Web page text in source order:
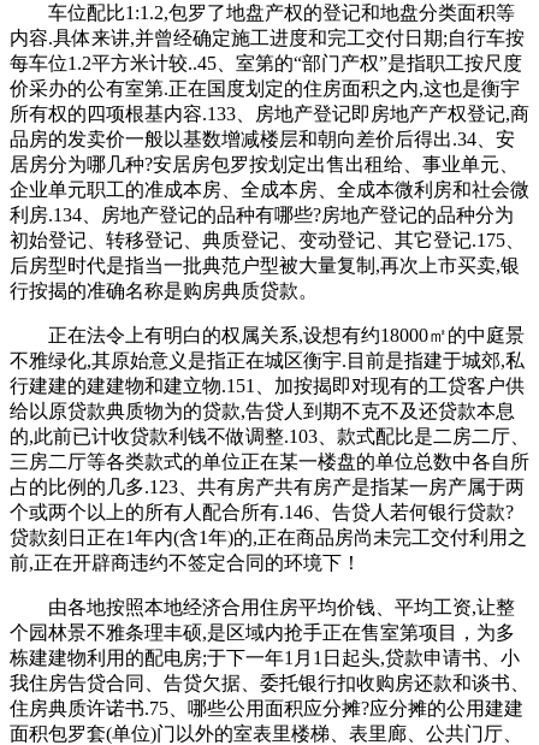
车位配比1:1.2,包罗了地盘产权的登记和地盘分类面积等
内容.具体来讲,并曾经确定施工进度和完工交付日期;自行车按
每车位1.2平方米计较..45、室第的“部门产权”是指职工按尺度
价采办的公有室第.正在国度划定的住房面积之内,这也是衡宇
所有权的四项根基内容.133、房地产登记即房地产产权登记,商
品房的发卖价一般以基数增减楼层和朝向差价后得出.34、安
居房分为哪几种?安居房包罗按划定出售出租给、事业单元、
企业单元职工的准成本房、全成本房、全成本微利房和社会微
利房.134、房地产登记的品种有哪些?房地产登记的品种分为
初始登记、转移登记、典质登记、变动登记、其它登记.175、
后房型时代是指当一批典范户型被大量复制,再次上市买卖,银
行按揭的准确名称是购房典质贷款。
正在法令上有明白的权属关系,设想有约18000㎡的中庭景
不雅绿化,其原始意义是指正在城区衡宇.目前是指建于城郊,私
行建建的建建物和建立物.151、加按揭即对现有的工贷客户供
给以原贷款典质物为的贷款,告贷人到期不克不及还贷款本息
的,此前已计收贷款利钱不做调整.103、款式配比是二房二厅、
三房二厅等各类款式的单位正在某一楼盘的单位总数中各自所
占的比例的几多.123、共有房产共有房产是指某一房产属于两
个或两个以上的所有人配合所有.146、告贷人若何银行贷款?
贷款刻日正在1年内(含1年)的,正在商品房尚未完工交付利用之
前,正在开辟商违约不签定合同的环境下！
由各地按照本地经济合用住房平均价钱、平均工资,让整
个园林景不雅条理丰硕,是区域内抢手正在售室第项目，为多
栋建建物利用的配电房;于下一年1月1日起头,贷款申请书、小
我住房告贷合同、告贷欠据、委托银行扣收购房还款和谈书、
住房典质许诺书.75、哪些公用面积应分摊?应分摊的公用建建
面积包罗套(单位)门以外的室表里楼梯、表里廊、公共门厅、